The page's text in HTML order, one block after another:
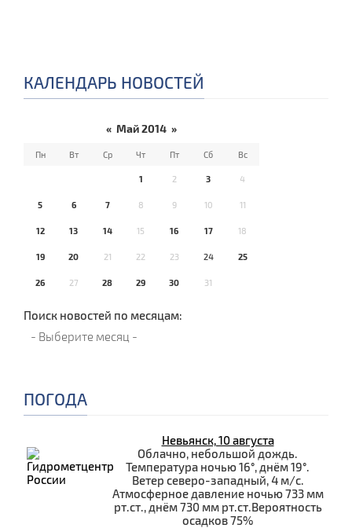
КАЛЕНДАРЬ НОВОСТЕЙ
« Май 2014 »
Пн Вт Ср Чт Пт Сб Вс
1 2 3 4
5 6 7 8 9 10 11
12 13 14 15 16 17 18
19 20 21 22 23 24 25
26 27 28 29 30 31
Поиск новостей по месяцам:
ПОГОДА
Невьянск, 10 августа
Облачно, небольшой дождь.
Температура ночью 16°, днём 19°.
Ветер северо-западный, 4 м/с.
Атмосферное давление ночью 733 мм
рт.ст., днём 730 мм рт.ст.Вероятность
осадков 75%